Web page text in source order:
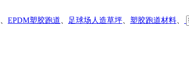
EPDM塑胶跑道 足球场人造草坪 塑胶跑道材料